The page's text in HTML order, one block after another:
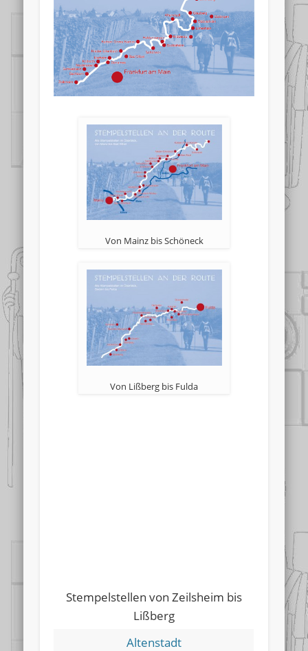
Von Mainz bis Schöneck
Von Lißberg bis Fulda
Stempelstellen von Zeilsheim bis
Lißberg
Altenstadt